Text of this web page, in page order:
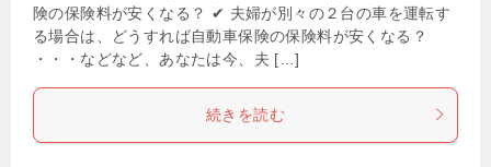
険の保険料が安くなる？ ✔ 夫婦が別々の２台の車を運転す
る場合は、どうすれば自動車保険の保険料が安くなる？
・・・などなど、あなたは今、夫 […]
続きを読む